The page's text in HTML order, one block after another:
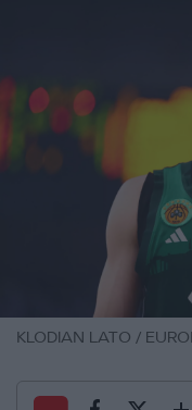
KLODIAN LATO /